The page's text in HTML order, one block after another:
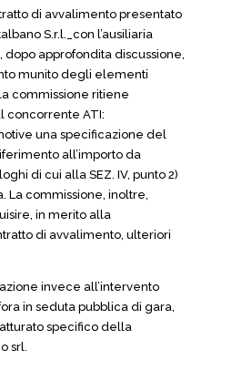
di avvalimento presentato
S.r.l._con l’ausiliaria
dopo approfondita discussione,
munito degli elementi
commissione ritiene
concorrente ATI:
una specificazione del
all’importo da
di cui alla SEZ. IV, punto 2)
La commissione, inoltre,
in merito alla
di avvalimento, ulteriori
invece all’intervento
in seduta pubblica di gara,
specifico della
srl.